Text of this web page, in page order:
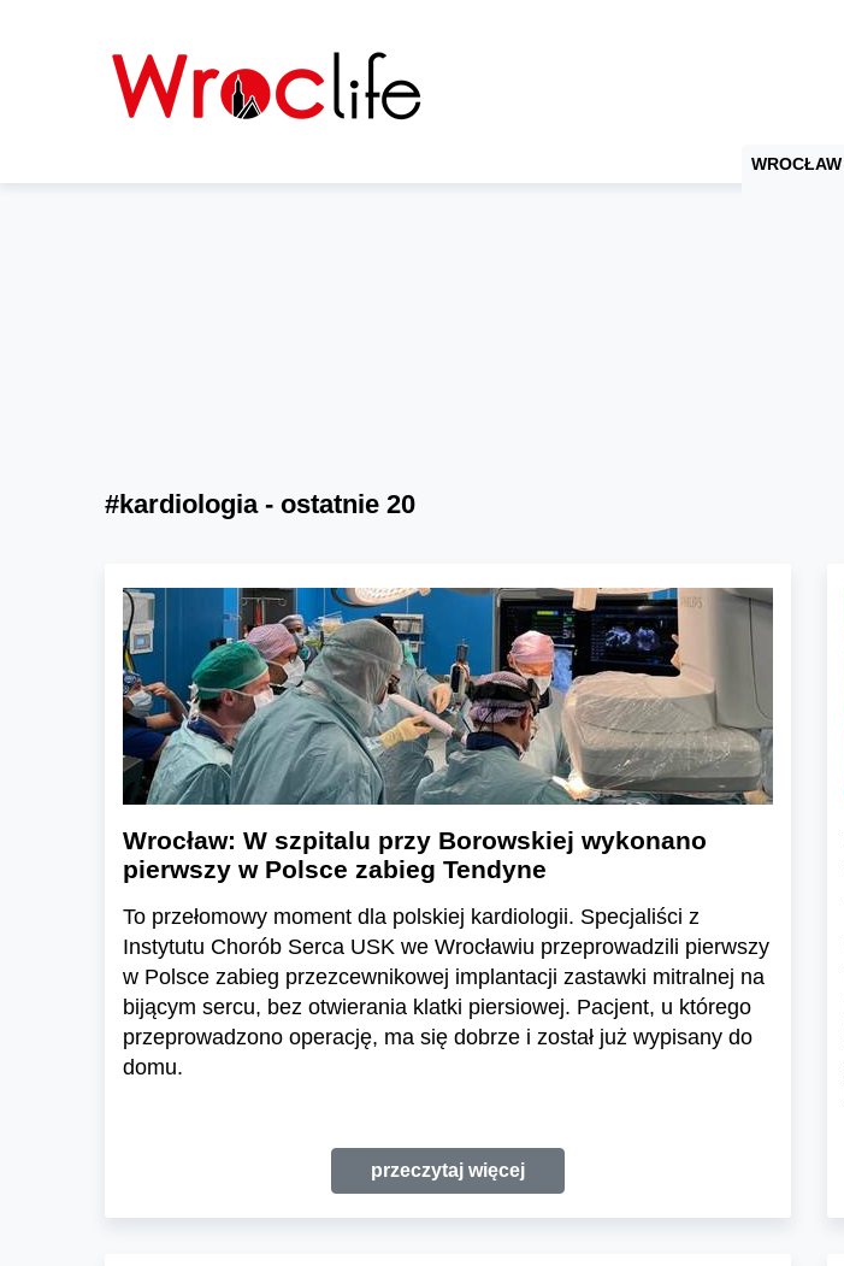
WROCŁAW
#kardiologia - ostatnie 20
Wrocław: W szpitalu przy Borowskiej wykonano
pierwszy w Polsce zabieg Tendyne
To przełomowy moment dla polskiej kardiologii. Specjaliści z
Instytutu Chorób Serca USK we Wrocławiu przeprowadzili pierwszy
w Polsce zabieg przezcewnikowej implantacji zastawki mitralnej na
bijącym sercu, bez otwierania klatki piersiowej. Pacjent, u którego
przeprowadzono operację, ma się dobrze i został już wypisany do
domu.
przeczytaj więcej